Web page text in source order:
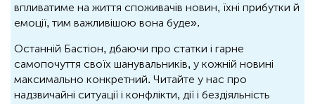
впливатиме на життя споживачів новин, їхні прибутки й
емоції, тим важливішою вона буде».
Останній Бастіон, дбаючи про статки і гарне
самопочуття своїх шанувальників, у кожній новині
максимально конкретний. Читайте у нас про
надзвичайні ситуації і конфлікти, дії і бездіяльність